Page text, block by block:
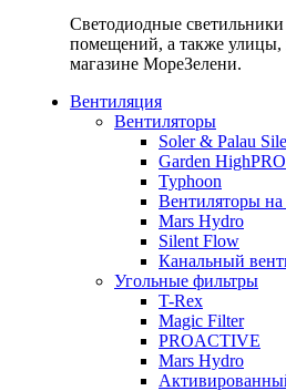
Светодиодные
помещений, а также улицы,
магазине МореЗелени.
Вентиляция
Вентиляторы
Soler & Palau
Garden HighPRO
Typhoon
Вентиляторы на
Mars Hydro
Silent Flow
Канальный
Угольные фильтры
T-Rex
Magic Filter
PROACTIVE
Mars Hydro